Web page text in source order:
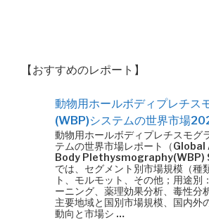
【おすすめのレポート】
動物用ホールボディプレチス
(WBP)システムの世界市場
動物用ホールボディプレチスモグ
テムの世界市場レポート（
Body Plethysmography(WBP)
では、セグメント別市場規模（種
ト、モルモット、その他；用途別
ーニング、薬理効果分析、毒性分
主要地域と国別市場規模、国内外
動向と市場シ …